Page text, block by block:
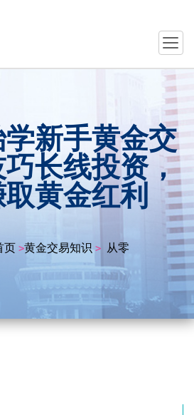
新手黄金交
长线投资，
黄金红利
页 >黄金交易知识> 从零开始学新手